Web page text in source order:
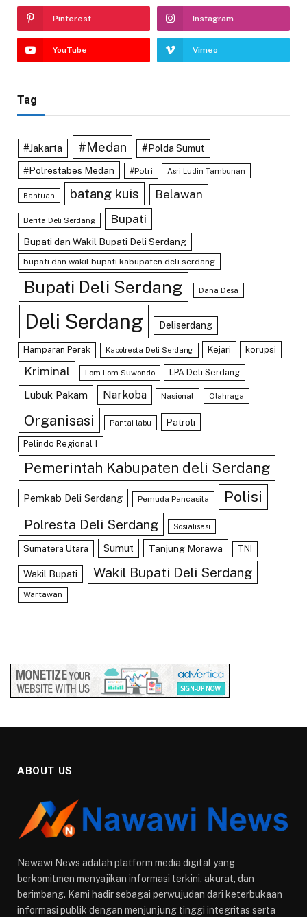
Pinterest Instagram
YouTube Vimeo
Tag
#Jakarta #Medan
#Polda Sumut
#Polrestabes Medan
#Polri Asri Ludin Tambunan
Bantuan batang kuis Belawan
Berita Deli Serdang Bupati
Bupati dan Wakil Bupati Deli Serdang
bupati dan wakil bupati kabupaten deli serdang
Bupati Deli Serdang Dana Desa
Deli Serdang Deliserdang
Hamparan Perak Kapolresta Deli Serdang Kejari korupsi
Kriminal Lom Lom Suwondo LPA Deli Serdang
Lubuk Pakam Narkoba Nasional Olahraga
Organisasi Pantai labu Patroli
Pelindo Regional 1
Pemerintah Kabupaten deli Serdang
Pemkab Deli Serdang Pemuda Pancasila Polisi
Polresta Deli Serdang Sosialisasi
Sumatera Utara Sumut Tanjung Morawa TNI
Wakil Bupati Wakil Bupati Deli Serdang
Wartawan
ABOUT US
Nawawi News adalah platform media digital yang
berkomitmen menyajikan informasi terkini, akurat, dan
berimbang. Kami hadir sebagai perwujudan dari keterbukaan
informasi publik dengan menjunjung tinggi integritas serta